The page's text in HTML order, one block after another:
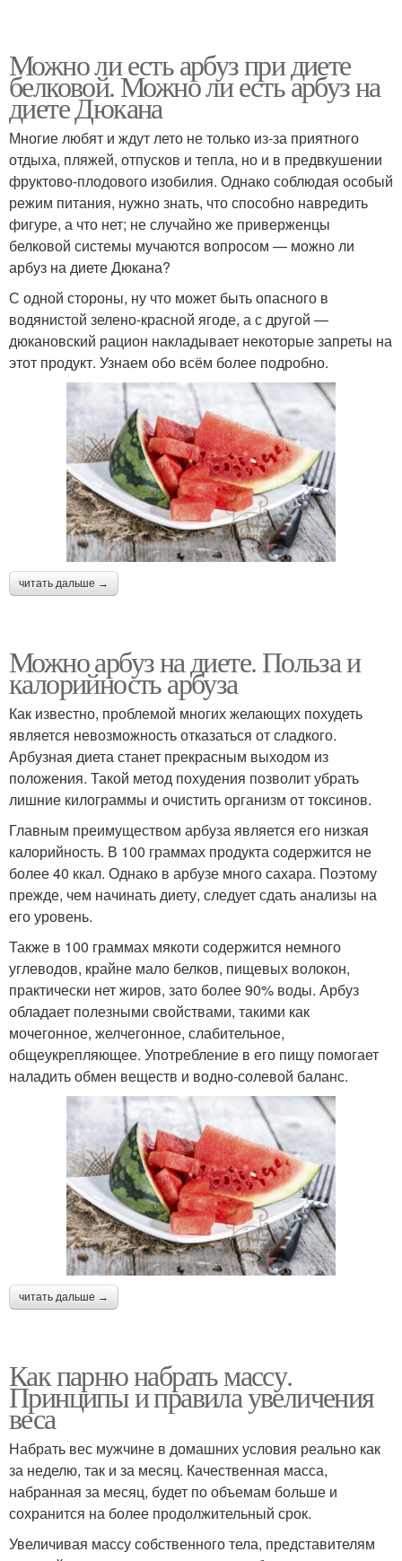
Можно ли есть арбуз при диете
белковой. Можно ли есть арбуз на
диете Дюкана
Многие любят и ждут лето не только из-за приятного
отдыха, пляжей, отпусков и тепла, но и в предвкушении
фруктово-плодового изобилия. Однако соблюдая особый
режим питания, нужно знать, что способно навредить
фигуре, а что нет; не случайно же приверженцы
белковой системы мучаются вопросом — можно ли
арбуз на диете Дюкана?
С одной стороны, ну что может быть опасного в
водянистой зелено-красной ягоде, а с другой —
дюкановский рацион накладывает некоторые запреты на
этот продукт. Узнаем обо всём более подробно.
читать дальше →
Можно арбуз на диете. Польза и
калорийность арбуза
Как известно, проблемой многих желающих похудеть
является невозможность отказаться от сладкого.
Арбузная диета станет прекрасным выходом из
положения. Такой метод похудения позволит убрать
лишние килограммы и очистить организм от токсинов.
Главным преимуществом арбуза является его низкая
калорийность. В 100 граммах продукта содержится не
более 40 ккал. Однако в арбузе много сахара. Поэтому
прежде, чем начинать диету, следует сдать анализы на
его уровень.
Также в 100 граммах мякоти содержится немного
углеводов, крайне мало белков, пищевых волокон,
практически нет жиров, зато более 90% воды. Арбуз
обладает полезными свойствами, такими как
мочегонное, желчегонное, слабительное,
общеукрепляющее. Употребление в его пищу помогает
наладить обмен веществ и водно-солевой баланс.
читать дальше →
Как парню набрать массу.
Принципы и правила увеличения
веса
Набрать вес мужчине в домашних условия реально как
за неделю, так и за месяц. Качественная масса,
набранная за месяц, будет по объемам больше и
сохранится на более продолжительный срок.
Увеличивая массу собственного тела, представителям